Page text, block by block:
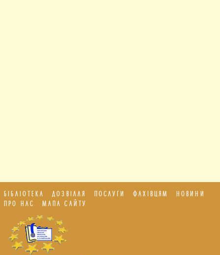
БІБЛІОТЕКА ДОЗВІЛЛЯ ПОСЛУГИ ФАХІВЦЯМ
НОВИНИ
ПРО НАС
МАПА САЙТУ